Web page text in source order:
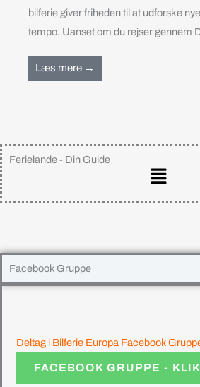
bilferie giver friheden til at udforske
tempo. Uanset om du rejser gennem
Læs mere →
Ferielande - Din Guide
Main
Menu
Facebook Gruppe
Deltag i Bilferie Europa Facebook
FACEBOOK GRUPPE -